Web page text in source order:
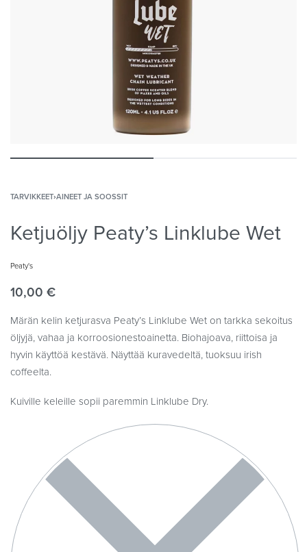
TARVIKKEET›AINEET JA SOOSSIT
Ketjuöljy Peaty’s Linklube Wet
Peaty's
10,00 €
Märän kelin ketjurasva Peaty’s Linklube Wet on tarkka sekoitus
öljyjä, vahaa ja korroosionestoainetta. Biohajoava, riittoisa ja
hyvin käyttöä kestävä. Näyttää kuravedeltä, tuoksuu irish
coffeelta.
Kuiville keleille sopii paremmin Linklube Dry.